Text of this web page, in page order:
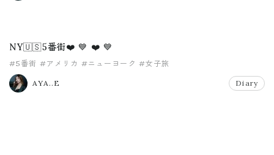
NY🇺🇸5番街❤️ 💙 ❤️ 💙
#5番街 #アメリカ #ニューヨーク #女子旅
AYA..E Diary